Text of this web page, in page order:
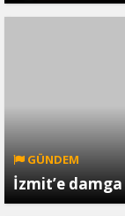
GÜNDEM
İzmit’e